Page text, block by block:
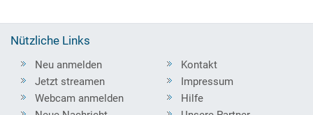
Nützliche Links
Neu anmelden
Jetzt streamen
Webcam anmelden
Kontakt
Impressum
Hilfe